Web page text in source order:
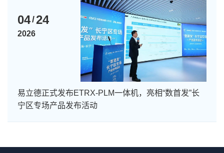
04/24
2026
易立德正式发布ETRX-PLM一体机，亮相“数首发”长
宁区专场产品发布活动